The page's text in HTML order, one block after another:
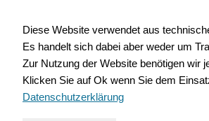
für Handwerk,
Diese Website verwendet aus
Es handelt sich dabei aber weder um
Zur Nutzung der Website benötigen wir
Klicken Sie auf Ok wenn Sie dem
Datenschutzerklärung